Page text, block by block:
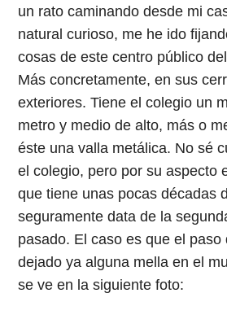
un rato caminando desde mi
natural curioso, me he ido
cosas de este centro público
Más concretamente, en sus
exteriores. Tiene el colegio un
metro y medio de alto, más o
éste una valla metálica. No sé
el colegio, pero por su aspecto
que tiene unas pocas décadas
seguramente data de la
pasado. El caso es que el paso
dejado ya alguna mella en el
se ve en la siguiente foto: